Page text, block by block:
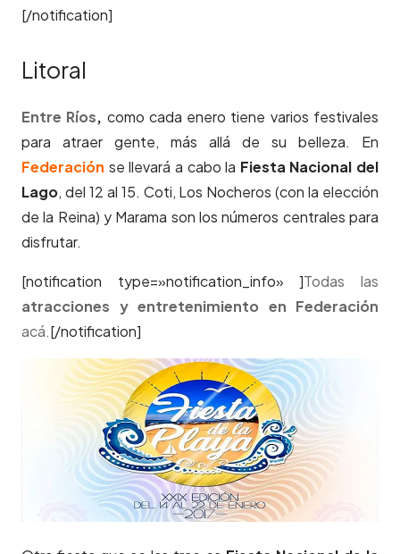
[/notification]
Litoral
Entre Ríos, como cada enero tiene varios festivales
para atraer gente, más allá de su belleza. En
Federación se llevará a cabo la Fiesta Nacional del
Lago, del 12 al 15. Coti, Los Nocheros (con la elección
de la Reina) y Marama son los números centrales para
disfrutar.
[notification type=»notification_info» ]Todas las
atracciones y entretenimiento en Federación
acá.[/notification]